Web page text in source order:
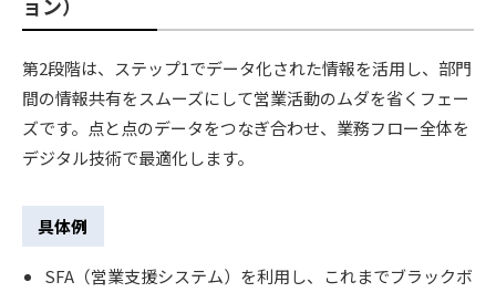
ョン）
第2段階は、ステップ1でデータ化された情報を活用し、部門
間の情報共有をスムーズにして営業活動のムダを省くフェー
ズです。点と点のデータをつなぎ合わせ、業務フロー全体を
デジタル技術で最適化します。
具体例
SFA（営業支援システム）を利用し、これまでブラックボ